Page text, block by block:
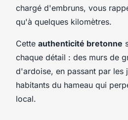
chargé d'embruns, vous
qu'à quelques kilomètres.
Cette authenticité bretonne
chaque détail : des murs de
d'ardoise, en passant par les
habitants du hameau qui
local.